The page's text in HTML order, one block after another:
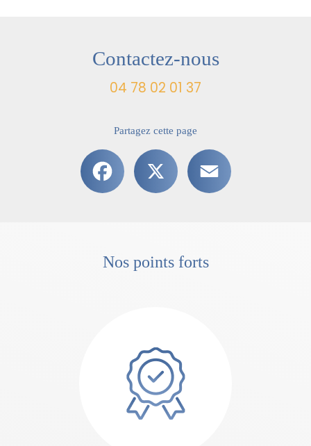
Contactez-nous
04 78 02 01 37
Partagez cette page
Facebook
Nos points forts